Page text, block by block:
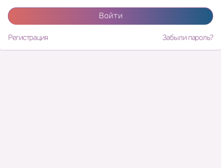
Войти
Регистрация Забыли пароль?